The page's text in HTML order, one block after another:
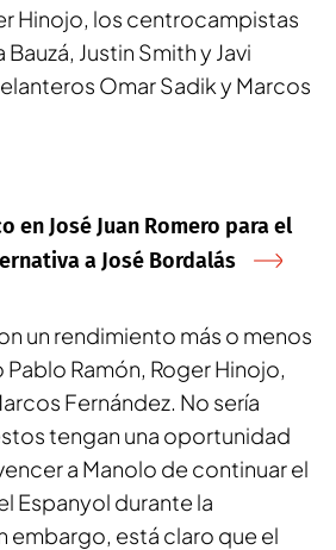
Hinojo, los centrocampistas
Justin Smith y Javi
Omar Sadik y Marcos
en José Juan Romero para el
a José Bordalás
un rendimiento más o menos
Ramón, Roger Hinojo,
Fernández. No sería
tengan una oportunidad
a Manolo de continuar el
Espanyol durante la
embargo, está claro que el